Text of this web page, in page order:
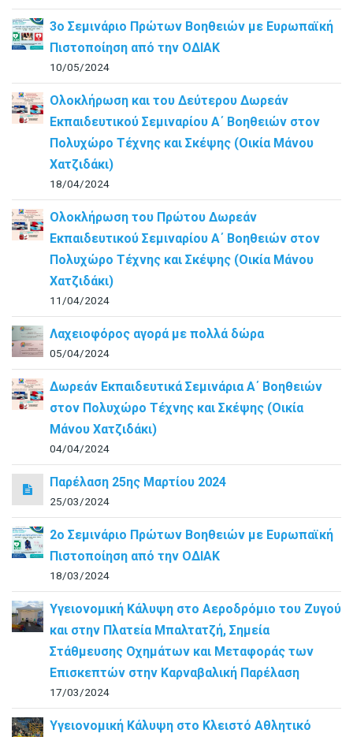
3ο Σεμινάριο Πρώτων Βοηθειών με Ευρωπαϊκή
Πιστοποίηση από την ΟΔΙΑΚ
10/05/2024
Ολοκλήρωση και του Δεύτερου Δωρεάν
Εκπαιδευτικού Σεμιναρίου Α΄ Βοηθειών στον
Πολυχώρο Τέχνης και Σκέψης (Οικία Μάνου
Χατζιδάκι)
18/04/2024
Ολοκλήρωση του Πρώτου Δωρεάν
Εκπαιδευτικού Σεμιναρίου Α΄ Βοηθειών στον
Πολυχώρο Τέχνης και Σκέψης (Οικία Μάνου
Χατζιδάκι)
11/04/2024
Λαχειοφόρος αγορά με πολλά δώρα
05/04/2024
Δωρεάν Εκπαιδευτικά Σεμινάρια Α΄ Βοηθειών
στον Πολυχώρο Τέχνης και Σκέψης (Οικία
Μάνου Χατζιδάκι)
04/04/2024
Παρέλαση 25ης Μαρτίου 2024
25/03/2024
2ο Σεμινάριο Πρώτων Βοηθειών με Ευρωπαϊκή
Πιστοποίηση από την ΟΔΙΑΚ
18/03/2024
Υγειονομική Κάλυψη στο Αεροδρόμιο του Ζυγού
και στην Πλατεία Μπαλτατζή, Σημεία
Στάθμευσης Οχημάτων και Μεταφοράς των
Επισκεπτών στην Καρναβαλική Παρέλαση
17/03/2024
Υγειονομική Κάλυψη στο Κλειστό Αθλητικό